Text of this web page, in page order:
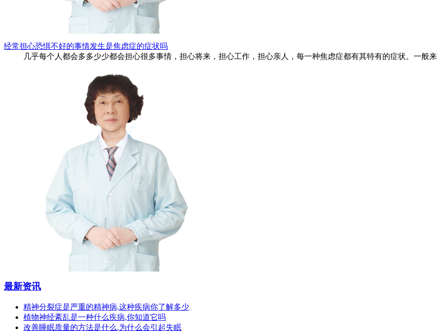
经常担心恐惧不好的事情发生是焦虑症的症状吗
几乎每个人都会多多少少都会担心很多事情，担心将来，担心工作，担心亲人，每一种焦虑症都有其特有的症状。一般
最新资讯
精神分裂症是严重的精神病,这种疾病你了解多少
植物神经紊乱是一种什么疾病,你知道它吗
改善睡眠质量的方法是什么,为什么会引起失眠